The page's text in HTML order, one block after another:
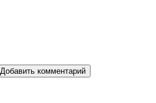
Добавить комментарий